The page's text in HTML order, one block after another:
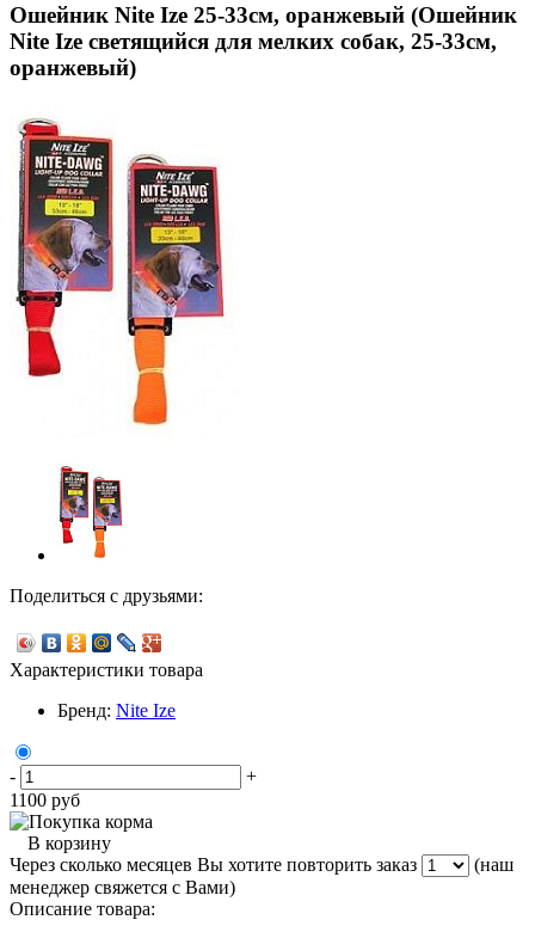
Ошейник Nite Ize 25-33см, оранжевый (Ошейник
Nite Ize светящийся для мелких собак, 25-33см,
оранжевый)
Поделиться с друзьями:
Характеристики товара
Бренд: Nite Ize
-
+
1100 руб
В корзину
Через сколько месяцев Вы хотите повторить заказ
(наш
менеджер свяжется с Вами)
Описание товара: